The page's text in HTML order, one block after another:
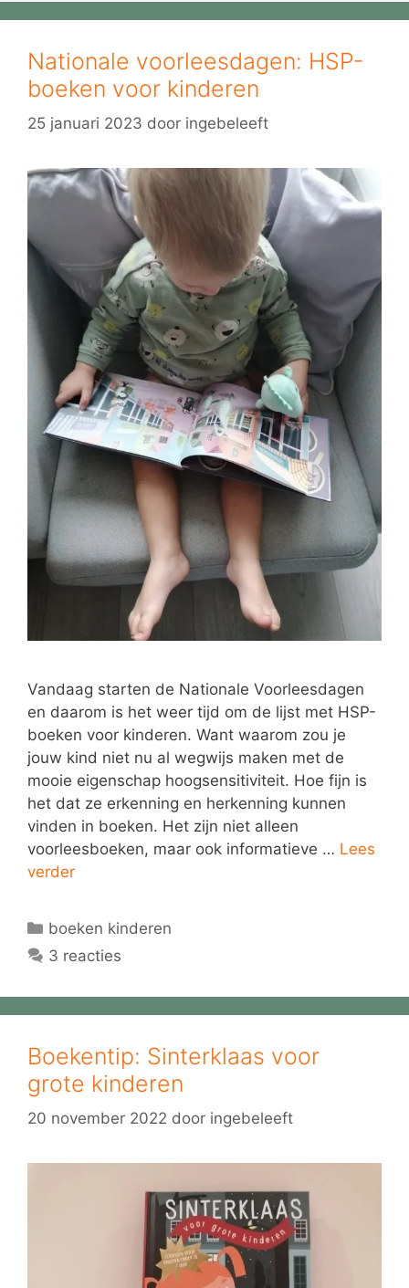
Nationale voorleesdagen: HSP-
boeken voor kinderen
25 januari 2023 door ingebeleeft
Vandaag starten de Nationale Voorleesdagen
en daarom is het weer tijd om de lijst met HSP-
boeken voor kinderen. Want waarom zou je
jouw kind niet nu al wegwijs maken met de
mooie eigenschap hoogsensitiviteit. Hoe fijn is
het dat ze erkenning en herkenning kunnen
vinden in boeken. Het zijn niet alleen
voorleesboeken, maar ook informatieve … Lees
verder
Categorieën
boeken kinderen
3 reacties
Boekentip: Sinterklaas voor
grote kinderen
20 november 2022 door ingebeleeft